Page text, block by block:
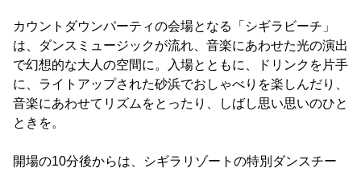
カウントダウンパーティの会場となる「シギラビーチ」
は、ダンスミュージックが流れ、音楽にあわせた光の演出
で幻想的な大人の空間に。入場とともに、ドリンクを片手
に、ライトアップされた砂浜でおしゃべりを楽しんだり、
音楽にあわせてリズムをとったり、しばし思い思いのひと
ときを。
開場の10分後からは、シギラリゾートの特別ダンスチー